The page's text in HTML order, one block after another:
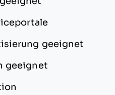
geeignet
geeignet